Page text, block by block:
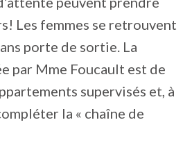
Les femmes se retrouvent
porte de sortie. La
par Mme Foucault est de
supervisés et, à
la « chaîne de